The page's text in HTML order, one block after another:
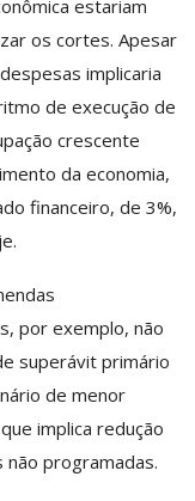
estariam
os cortes. Apesar
implicaria
de execução de
crescente
da economia,
financeiro, de 3%,
por exemplo, não
superávit primário
de menor
implica redução
programadas.